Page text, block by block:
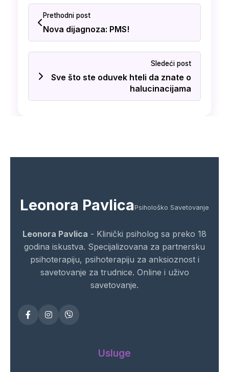
Prethodni post
Nova dijagnoza: PMS!
Sledeći post
Sve što ste oduvek hteli da znate o
halucinacijama
Leonora Pavlica Psihološko Savetovanje
Leonora Pavlica - Klinički psiholog sa preko 18
godina iskustva. Specijalizovana za partnersku
psihoterapiju, psihoterapiju za anksioznost i
savetovanje za trudnice. Online i uživo
savetovanje.
Usluge